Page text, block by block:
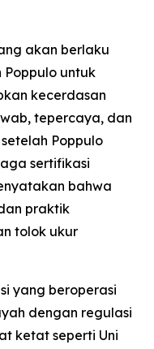
akan berlaku
Poppulo untuk
kecerdasan
tepercaya, dan
Poppulo
sertifikasi
bahwa
praktik
tolok ukur
yang beroperasi
dengan regulasi
ketat seperti Uni